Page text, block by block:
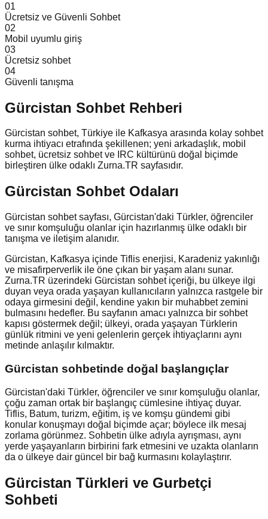
01
Ücretsiz ve Güvenli Sohbet
02
Mobil uyumlu giriş
03
Ücretsiz sohbet
04
Güvenli tanışma
Gürcistan Sohbet Rehberi
Gürcistan sohbet, Türkiye ile Kafkasya arasında kolay sohbet
kurma ihtiyacı etrafında şekillenen; yeni arkadaşlık, mobil
sohbet, ücretsiz sohbet ve IRC kültürünü doğal biçimde
birleştiren ülke odaklı Zurna.TR sayfasıdır.
Gürcistan Sohbet Odaları
Gürcistan sohbet sayfası, Gürcistan'daki Türkler, öğrenciler
ve sınır komşuluğu olanlar için hazırlanmış ülke odaklı bir
tanışma ve iletişim alanıdır.
Gürcistan, Kafkasya içinde Tiflis enerjisi, Karadeniz yakınlığı
ve misafirperverlik ile öne çıkan bir yaşam alanı sunar.
Zurna.TR üzerindeki Gürcistan sohbet içeriği, bu ülkeye ilgi
duyan veya orada yaşayan kullanıcıların yalnızca rastgele bir
odaya girmesini değil, kendine yakın bir muhabbet zemini
bulmasını hedefler. Bu sayfanın amacı yalnızca bir sohbet
kapısı göstermek değil; ülkeyi, orada yaşayan Türklerin
günlük ritmini ve yeni gelenlerin gerçek ihtiyaçlarını aynı
metinde anlaşılır kılmaktır.
Gürcistan sohbetinde doğal başlangıçlar
Gürcistan'daki Türkler, öğrenciler ve sınır komşuluğu olanlar,
çoğu zaman ortak bir başlangıç cümlesine ihtiyaç duyar.
Tiflis, Batum, turizm, eğitim, iş ve komşu gündemi gibi
konular konuşmayı doğal biçimde açar; böylece ilk mesaj
zorlama görünmez. Sohbetin ülke adıyla ayrışması, aynı
yerde yaşayanların birbirini fark etmesini ve uzakta olanların
da o ülkeye dair güncel bir bağ kurmasını kolaylaştırır.
Gürcistan Türkleri ve Gurbetçi
Sohbeti